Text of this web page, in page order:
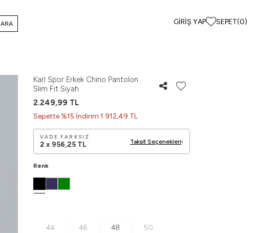
ARA GIRIŞ YAP SEPET(0)
Karl Spor Erkek Chino Pantolon
Slim Fit Siyah
2.249,99 TL
Sepette %15 İndirim 1.912,49 TL
VADE FARKSIZ
2 x 956,25 TL Taksit Seçenekleri
Renk
44 46 48 50